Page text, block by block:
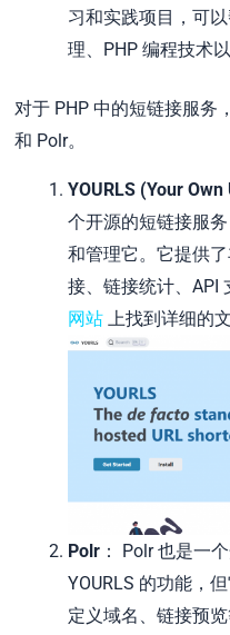
习和实践项目，可
理、PHP 编程技术
对于 PHP 中的短链接服务
和 Polr。
YOURLS (Your
个开源的短链接服
和管理它。它提供
接、链接统计、API
网站 上找到详细的
Polr ： Polr 也是一
YOURLS 的功能，
定义域名、链接预